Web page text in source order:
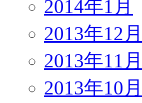
2014年1月
2013年12月
2013年11月
2013年10月